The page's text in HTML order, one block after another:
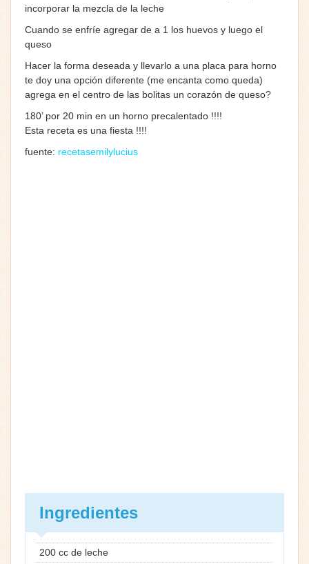
incorporar la mezcla de la leche
Cuando se enfríe agregar de a 1 los huevos y luego el
queso
Hacer la forma deseada y llevarlo a una placa para horno
te doy una opción diferente (me encanta como queda)
agrega en el centro de las bolitas un corazón de queso?
180’ por 20 min en un horno precalentado !!!!
Esta receta es una fiesta !!!!
fuente: recetasemilylucius
Ingredientes
200 cc de leche